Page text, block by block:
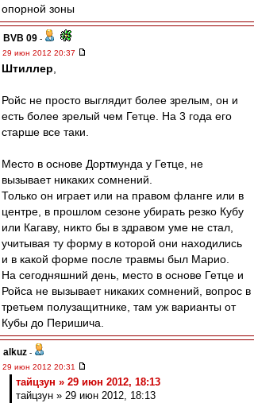
опорной зоны
BVB 09 -
29 июн 2012 20:37
Штиллер
Ройс не просто выглядит более зрелым, он и
есть более зрелый чем Гетце. На 3 года его
старше все таки.
Место в основе Дортмунда у Гетце, не
вызывает никаких сомнений.
Только он играет или на правом фланге или в
центре, в прошлом сезоне убирать резко Кубу
или Кагаву, никто бы в здравом уме не стал,
учитывая ту форму в которой они находились
и в какой форме после травмы был Марио.
На сегодняшний день, место в основе Гетце и
Ройса не вызывает никаких сомнений, вопрос в
третьем полузащитнике, там уж варианты от
Кубы до Перишича.
alkuz -
29 июн 2012 20:31
тайцзун » 29 июн 2012, 18:13
тайцзун » 29 июн 2012, 18:13